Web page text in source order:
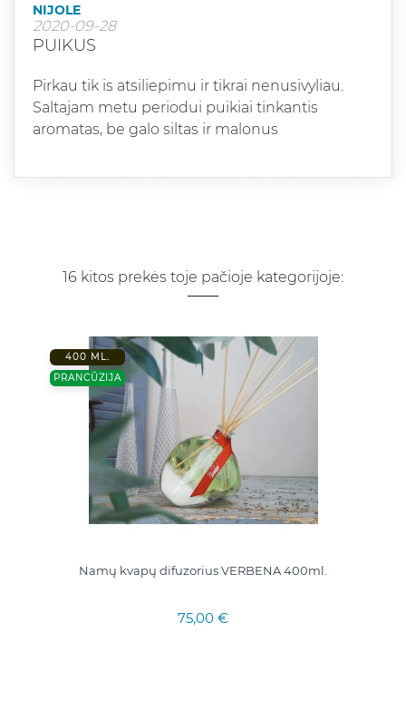
NIJOLE
2020-09-28
PUIKUS
Pirkau tik is atsiliepimu ir tikrai nenusivyliau.
Saltajam metu periodui puikiai tinkantis
aromatas, be galo siltas ir malonus
16 kitos prekės toje pačioje kategorijoje:
400 ML.
PRANCŪZIJA
Namų kvapų difuzorius VERBENA 400ml.
75,00 €